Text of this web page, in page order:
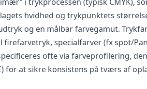
hvidhed og trykpunktets
og en målbar farvegamut.
specialfarver (fx spot/
ofte via farveprofilering,
for at sikre konsistens på tværs af